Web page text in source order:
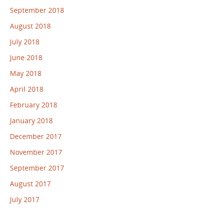
September 2018
August 2018
July 2018
June 2018
May 2018
April 2018
February 2018
January 2018
December 2017
November 2017
September 2017
August 2017
July 2017